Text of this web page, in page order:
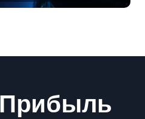
Прибыль